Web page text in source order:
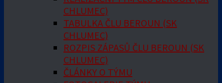
CHLUMEC)
TABULKA ČLU BEROUN (SK
CHLUMEC)
ROZPIS ZÁPASŮ ČLU BEROUN (SK
CHLUMEC)
ČLÁNKY O TÝMU